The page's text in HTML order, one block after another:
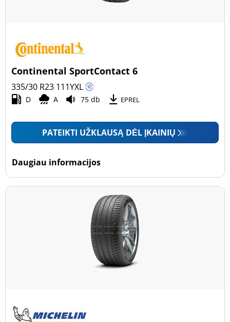
Lengvasis automobilis (1)
Mažas sunkvežimis (0)
Motociklas (0)
Padanga sustiprintomis sienelėmis
Daugiau parinkčių
Continental SportContact 6
335/30 R23 111YXL
D A 75 db EPREL
PATEIKTI UŽKLAUSĄ DĖL ĮKAINIŲ
Daugiau informacijos